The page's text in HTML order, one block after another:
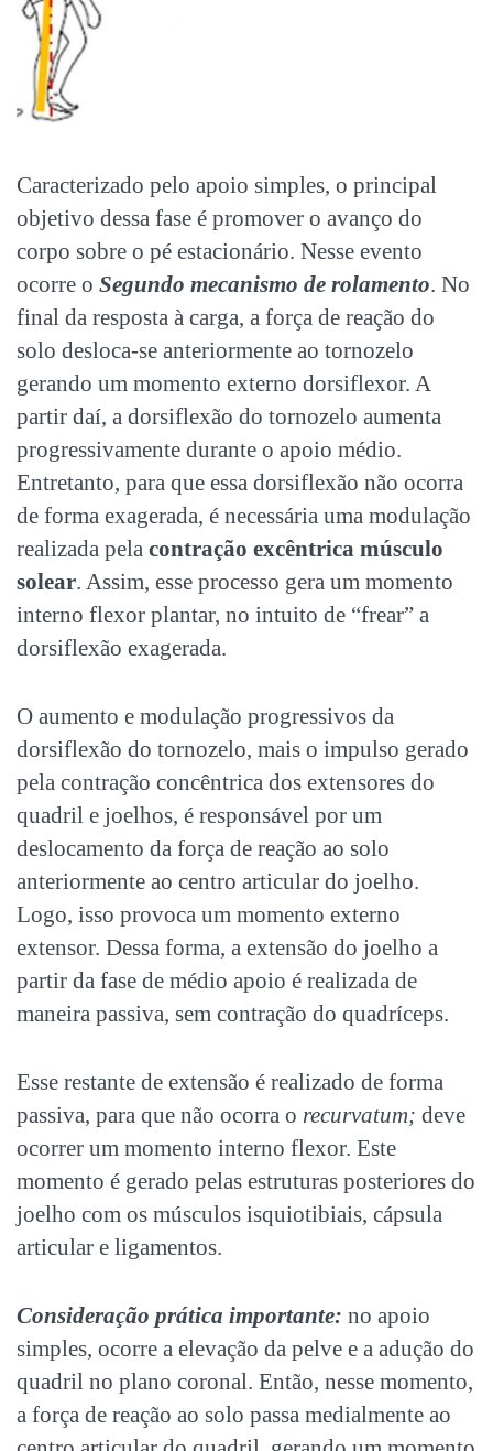
Caracterizado pelo apoio simples, o principal
objetivo dessa fase é promover o avanço do
corpo sobre o pé estacionário. Nesse evento
ocorre o Segundo mecanismo de rolamento. No
final da resposta à carga, a força de reação do
solo desloca-se anteriormente ao tornozelo
gerando um momento externo dorsiflexor. A
partir daí, a dorsiflexão do tornozelo aumenta
progressivamente durante o apoio médio.
Entretanto, para que essa dorsiflexão não ocorra
de forma exagerada, é necessária uma modulação
realizada pela contração excêntrica músculo
solear. Assim, esse processo gera um momento
interno flexor plantar, no intuito de “frear” a
dorsiflexão exagerada.
O aumento e modulação progressivos da
dorsiflexão do tornozelo, mais o impulso gerado
pela contração concêntrica dos extensores do
quadril e joelhos, é responsável por um
deslocamento da força de reação ao solo
anteriormente ao centro articular do joelho.
Logo, isso provoca um momento externo
extensor. Dessa forma, a extensão do joelho a
partir da fase de médio apoio é realizada de
maneira passiva, sem contração do quadríceps.
Esse restante de extensão é realizado de forma
passiva, para que não ocorra o recurvatum; deve
ocorrer um momento interno flexor. Este
momento é gerado pelas estruturas posteriores do
joelho com os músculos isquiotibiais, cápsula
articular e ligamentos.
Consideração prática importante: no apoio
simples, ocorre a elevação da pelve e a adução do
quadril no plano coronal. Então, nesse momento,
a força de reação ao solo passa medialmente ao